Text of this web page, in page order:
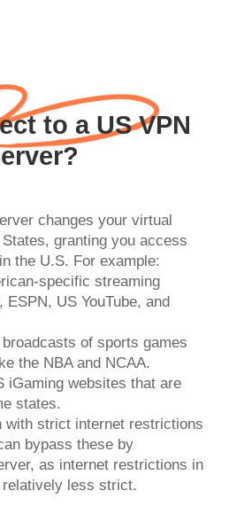
to a US VPN
changes your virtual
granting you access
the U.S. For example:
specific streaming
US YouTube, and
of sports games
the NBA and NCAA.
iGaming websites that are
states.
with strict internet restrictions
bypass these by
as internet restrictions in
less strict.